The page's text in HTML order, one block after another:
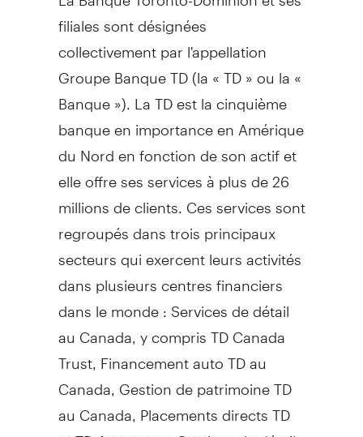
filiales sont désignées
collectivement par l'appellation
Groupe Banque TD (la « TD » ou la «
Banque »). La TD est la cinquième
banque en importance en Amérique
du Nord en fonction de son actif et
elle offre ses services à plus de 26
millions de clients. Ces services sont
regroupés dans trois principaux
secteurs qui exercent leurs activités
dans plusieurs centres financiers
dans le monde : Services de détail
au Canada , y compris TD Canada
Trust, Financement auto TD au
Canada Gestion depatrimoine TD
au Canada , Placements directs TD